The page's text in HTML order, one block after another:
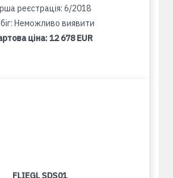
реєстрація: 6/2018
Неможливо виявити
ціна:12 678 EUR
FLIEGL SDS01